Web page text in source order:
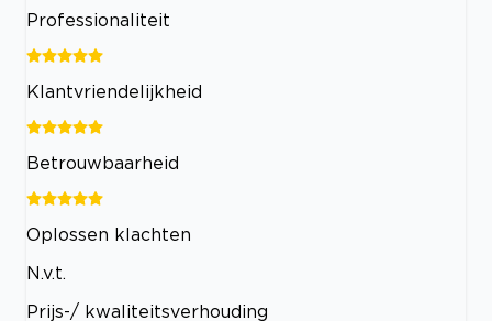
Professionaliteit
Klantvriendelijkheid
Betrouwbaarheid
Oplossen klachten
N.v.t.
Prijs-/ kwaliteitsverhouding